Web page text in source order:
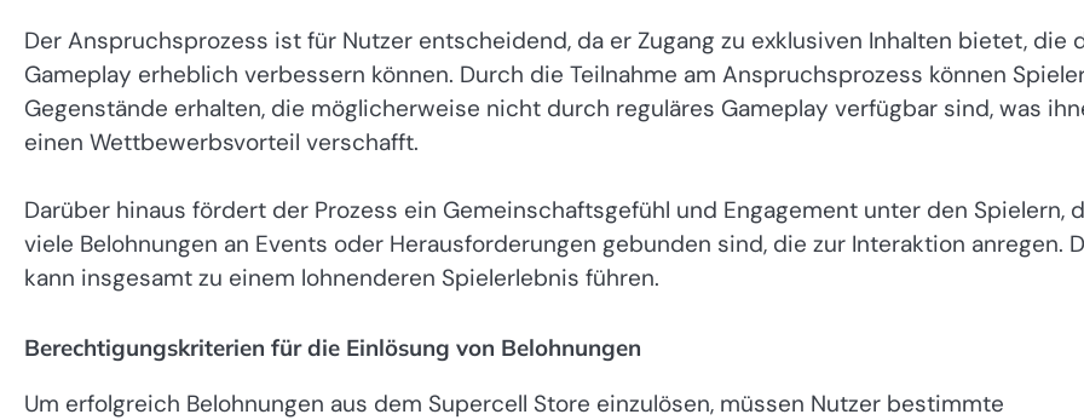
Der Anspruchsprozess ist für Nutzer entscheidend, da er Zugang zu exklusiven Inhalten bietet, die
Gameplay erheblich verbessern können. Durch die Teilnahme am Anspruchsprozess können
Gegenstände erhalten, die möglicherweise nicht durch reguläres Gameplay verfügbar sind, was
einen Wettbewerbsvorteil verschafft.
Darüber hinaus fördert der Prozess ein Gemeinschaftsgefühl und Engagement unter den Spielern,
viele Belohnungen an Events oder Herausforderungen gebunden sind, die zur Interaktion anregen.
kann insgesamt zu einem lohnenderen Spielerlebnis führen.
Berechtigungskriterien für die Einlösung von Belohnungen
Um erfolgreich Belohnungen aus dem Supercell Store einzulösen, müssen Nutzer bestimmte